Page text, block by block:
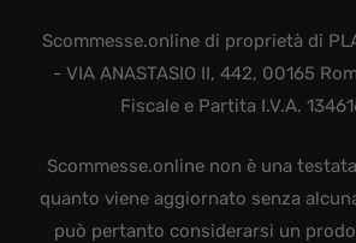
Scommesse.online di proprietà di
- VIA ANASTASIO II, 442, 00165
Fiscale e Partita I.V.A.
Scommesse.online non è una
quanto viene aggiornato senza
può pertanto considerarsi un